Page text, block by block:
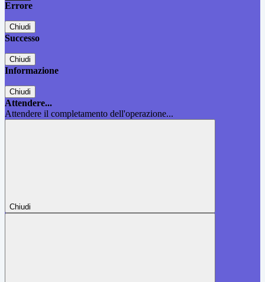
Errore
Chiudi
Successo
Chiudi
Informazione
Chiudi
Attendere...
Attendere il completamento dell'operazione...
Chiudi